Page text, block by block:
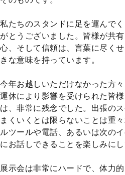
私たちのスタンドに足を運んで
がとうございました。皆様が共
心、そして信頼は、言葉に尽く
きな意味を持っています。
今年お越しいただけなかった方
運休により影響を受けられた皆
は、非常に残念でした。出張の
まくいくとは限らないことは重
ルツールや電話、あるいは次の
にお話しできることを楽しみにし
展示会は非常にハードで、体力